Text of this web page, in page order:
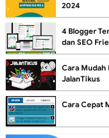
2024
4 Blogger
dan SEO
Cara Mudah
JalanTikus
Cara Cepat